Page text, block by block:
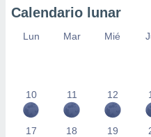
Calendario lunar
Lun Mar Mié
10 11 12
17 18 19